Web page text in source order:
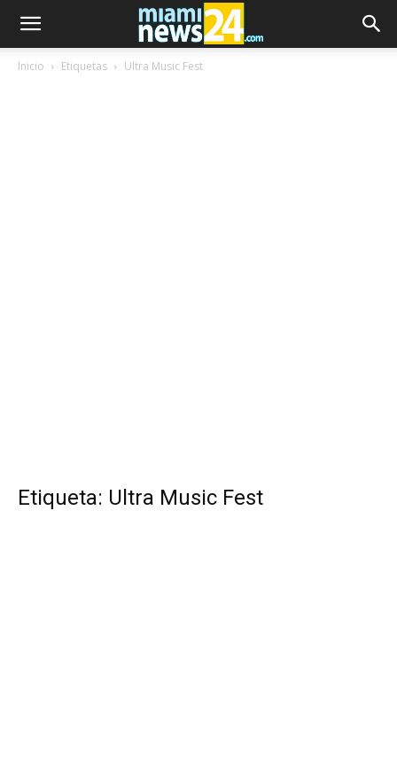
Inicio Etiquetas Ultra Music Fest
Etiqueta: Ultra Music Fest